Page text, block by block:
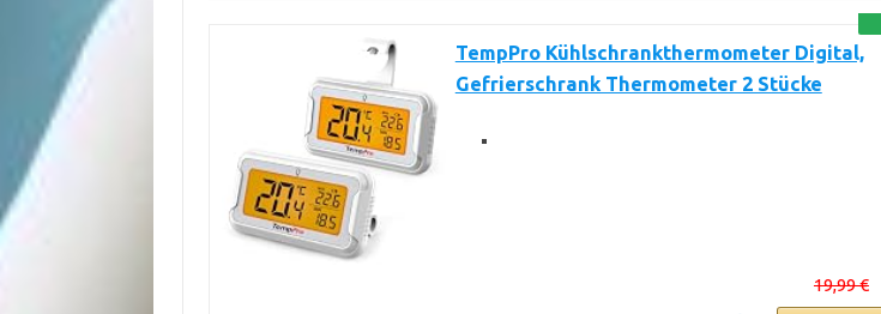
TempPro Kühlschrankthermometer Digital,
Gefrierschrank Thermometer 2 Stücke
19,99 €